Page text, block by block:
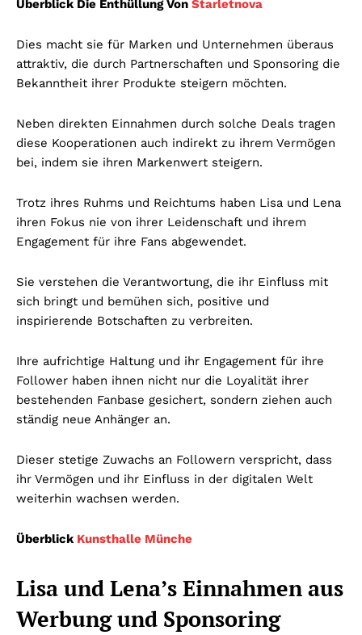
Überblick Die Enthüllung Von Starletnova
Dies macht sie für Marken und Unternehmen überaus
attraktiv, die durch Partnerschaften und Sponsoring die
Bekanntheit ihrer Produkte steigern möchten.
Neben direkten Einnahmen durch solche Deals tragen
diese Kooperationen auch indirekt zu ihrem Vermögen
bei, indem sie ihren Markenwert steigern.
Trotz ihres Ruhms und Reichtums haben Lisa und Lena
ihren Fokus nie von ihrer Leidenschaft und ihrem
Engagement für ihre Fans abgewendet.
Sie verstehen die Verantwortung, die ihr Einfluss mit
sich bringt und bemühen sich, positive und
inspirierende Botschaften zu verbreiten.
Ihre aufrichtige Haltung und ihr Engagement für ihre
Follower haben ihnen nicht nur die Loyalität ihrer
bestehenden Fanbase gesichert, sondern ziehen auch
ständig neue Anhänger an.
Dieser stetige Zuwachs an Followern verspricht, dass
ihr Vermögen und ihr Einfluss in der digitalen Welt
weiterhin wachsen werden.
Überblick Kunsthalle Münche
Lisa und Lena’s Einnahmen aus
Werbung und Sponsoring